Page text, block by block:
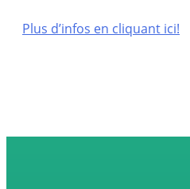
Plus d’infos en cliquant ici!